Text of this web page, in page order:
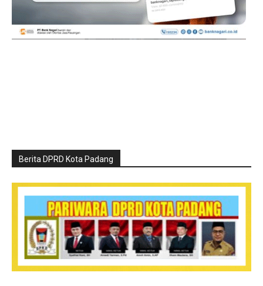
Berita DPRD Kota Padang